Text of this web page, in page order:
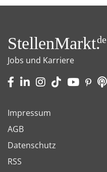
StellenMarkt.de
Jobs und Karriere
Impressum
AGB
Datenschutz
RSS